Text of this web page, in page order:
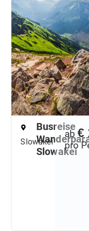
Slowakei
Busreise
Slowakei
ab €
pro